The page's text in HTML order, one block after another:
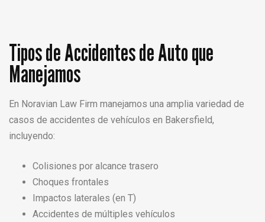
Tipos de Accidentes de Auto que
Manejamos
En Noravian Law Firm manejamos una amplia variedad de
casos de accidentes de vehículos en Bakersfield,
incluyendo:
Colisiones por alcance trasero
Choques frontales
Impactos laterales (en T)
Accidentes de múltiples vehículos